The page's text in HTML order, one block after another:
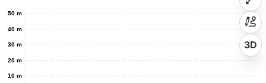
10 m
20 m
30 m
40 m
50 m
3D